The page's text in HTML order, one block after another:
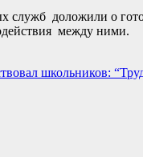
служб доложили о
между ними.
школьников: